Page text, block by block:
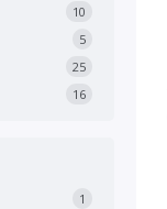
10
5
25
16
1